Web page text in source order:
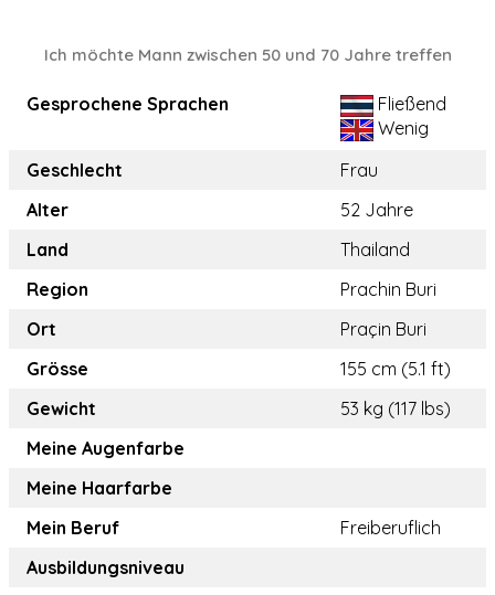
Ich möchte Mann zwischen 50 und 70 Jahre treffen
Gesprochene Sprachen
Fließend
Wenig
Geschlecht
Frau
Alter
52 Jahre
Land
Thailand
Region
Prachin Buri
Ort
Praçin Buri
Grösse
155 cm (5.1 ft)
Gewicht
53 kg (117 lbs)
Meine Augenfarbe
Meine Haarfarbe
Mein Beruf
Freiberuflich
Ausbildungsniveau